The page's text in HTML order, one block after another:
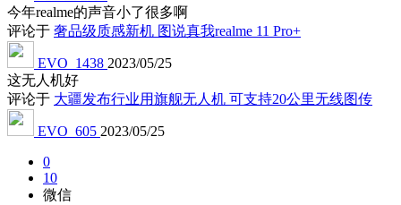
今年realme的声音小了很多啊
评论于 奢品级质感新机 图说真我realme 11 Pro+
EVO_1438 2023/05/25
这无人机好
评论于 大疆发布行业用旗舰无人机 可支持20公里无线图传
EVO_605 2023/05/25
0
10
微信